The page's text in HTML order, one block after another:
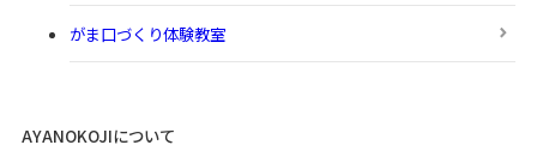
がま口づくり体験教室
AYANOKOJIについて